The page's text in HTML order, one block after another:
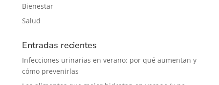
Bienestar
Salud
Entradas recientes
Infecciones urinarias en verano: por qué aumentan y
cómo prevenirlas